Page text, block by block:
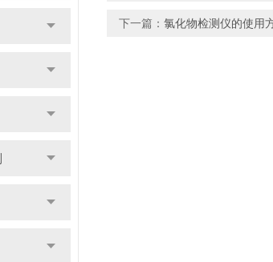
下一篇： 氯化物检测仪的使用